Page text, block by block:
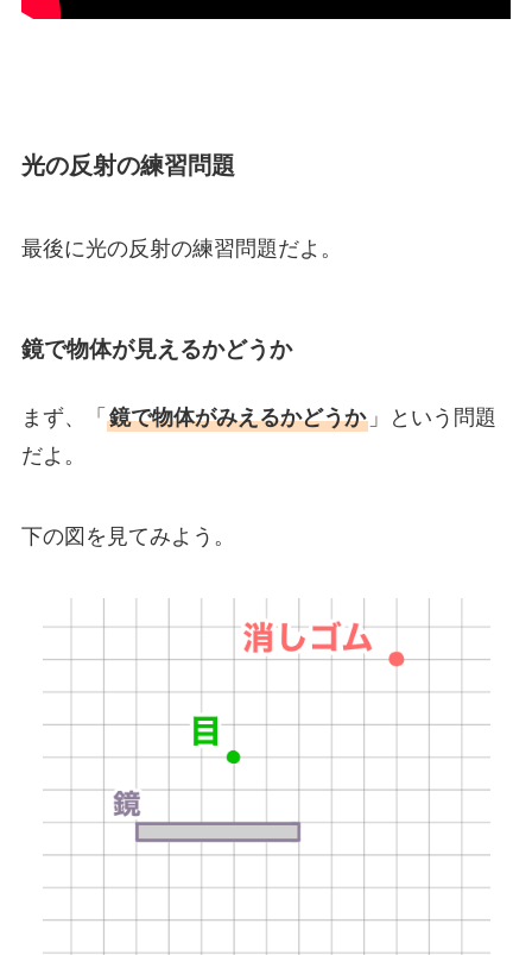
光の反射の練習問題
最後に光の反射の練習問題だよ。
鏡で物体が見えるかどうか
まず、「 鏡で物体がみえるかどうか」という問題
だよ。
下の図を見てみよう。